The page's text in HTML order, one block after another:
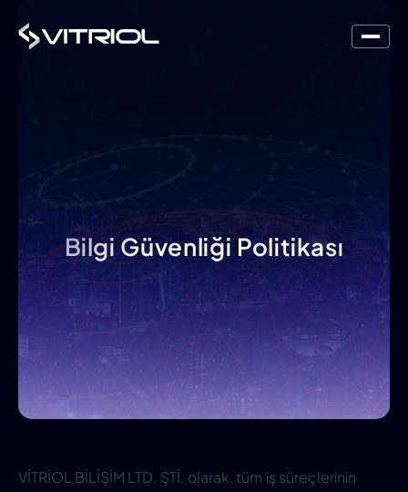
Bilgi Güvenliği Politikası
VİTRİOL BİLİŞİM LTD. ŞTİ. olarak, tüm iş süreçlerinin